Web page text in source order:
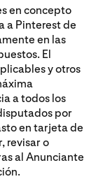
en concepto
a Pinterest de
en las
El
y otros
a todos los
por
en tarjeta de
revisar o
al Anunciante